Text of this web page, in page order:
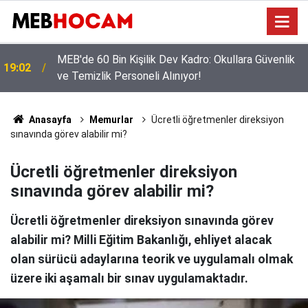
12:02
MEB'den Öğretmenlere Yoğun Seminer Programı:
Masada Yeni Müfredat Var
Anasayfa Memurlar
Ücretli öğretmenler direksiyon
sınavında görev alabilir mi?
Ücretli öğretmenler direksiyon
sınavında görev alabilir mi?
Ücretli öğretmenler direksiyon sınavında görev
alabilir mi? Milli Eğitim Bakanlığı, ehliyet alacak
olan sürücü adaylarına teorik ve uygulamalı olmak
üzere iki aşamalı bir sınav uygulamaktadır.